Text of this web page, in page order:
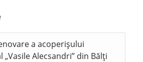
a acoperișului
Alecsandri” din Bălți